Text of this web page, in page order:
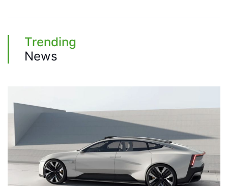
Trending
News